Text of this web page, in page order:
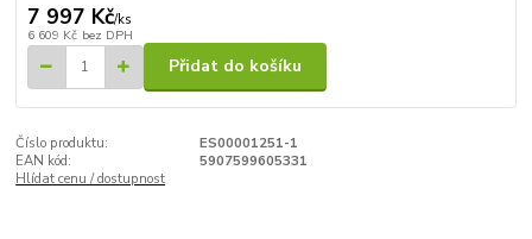
7 997 Kč/ks
6 609 Kč bez DPH
Přidat do košíku
Číslo produktu:
ES00001251-1
EAN kód:
5907599605331
Hlídat cenu / dostupnost